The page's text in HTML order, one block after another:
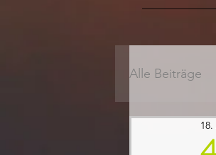
Alle Beiträge